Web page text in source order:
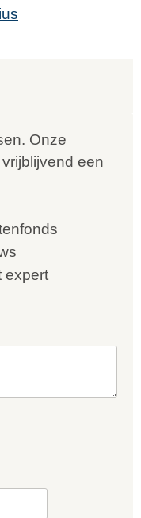
Onze
een
expert